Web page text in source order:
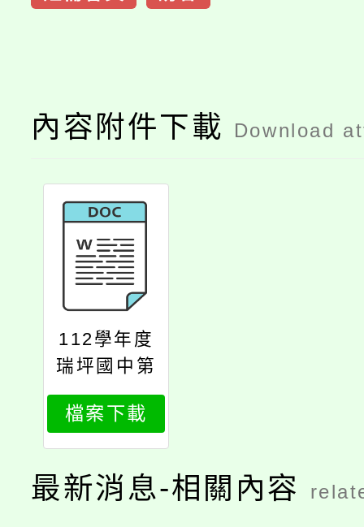
內容附件下載 Download
112學年度
瑞坪國中第
二次體育班
新生入學招
生簡章
檔案下載
最新消息-相關內容